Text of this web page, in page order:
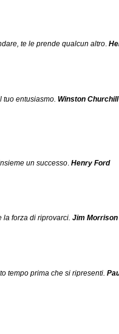
te le prende qualcun altro
entusiasmo. Winston Churchill
un successo Henry Ford
la forza di riprovarci. Jim Morrison
tempo prima che si ripresenti.